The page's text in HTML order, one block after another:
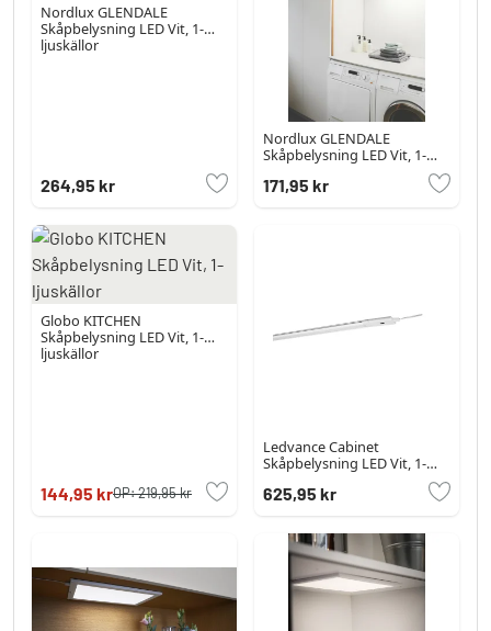
Nordlux GLENDALE
Skåpbelysning LED Vit, 1-
ljuskällor
264,95 kr
Nordlux GLENDALE
Skåpbelysning LED Vit, 1-
171,95 kr
Globo KITCHEN
Skåpbelysning LED Vit, 1-
ljuskällor
144,95 krOP:219,95 kr
Ledvance Cabinet
Skåpbelysning LED Vit, 1-
ljuskällor, Rörelsedetektor
625,95 kr